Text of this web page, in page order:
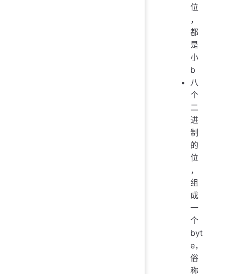
位
，
都
是
小
b
八
个
二
进
制
的
位
，
组
成
一
个
byt
e，
俗
称